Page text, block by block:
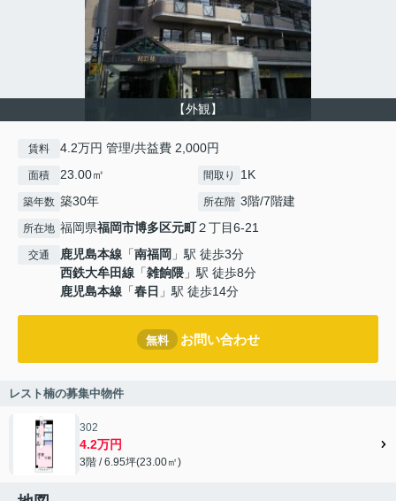
【外観】
賃料 4.2万円 管理/共益費 2,000円
面積 23.00㎡ 間取り 1K
築年数 築30年 所在階 3階/7階建
所在地 福岡県福岡市博多区元町２丁目6-21
交通 鹿児島本線 「南福岡 」駅 徒歩3分
西鉄大牟田線 「雑餉隈 」駅 徒歩8分
鹿児島本線 「春日 」駅 徒歩14分
無料 お問い合わせ
レスト楠の募集中物件
302
4.2万円
3階 / 6.95坪(23.00㎡)